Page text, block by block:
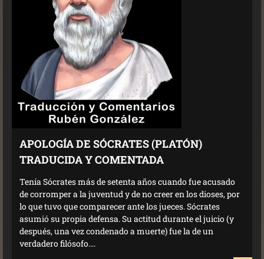
APOLOGÍA DE SÓCRATES (PLATÓN)
TRADUCIDA Y COMENTADA
Tenía Sócrates más de setenta años cuando fue acusado
de corromper a la juventud y de no creer en los dioses, por
lo que tuvo que comparecer ante los jueces. Sócrates
asumió su propia defensa. Su actitud durante el juicio (y
después, una vez condenado a muerte) fue la de un
verdadero filósofo....